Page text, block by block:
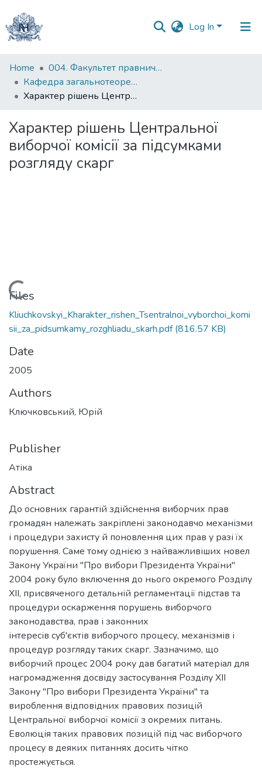
Log In
Communities
&
Collections
Statistics
Home
004. Факультет правничих наук
Кафедра загальнотеоретичного правознавства та публічного права
Характер рішень Центральної виборчої комісії за підсумками розгляду скарг
Характер рішень Центральної
виборчої комісії за підсумками
розгляду скарг
Loading...
Files
Kliuchkovskyi_Kharakter_rishen_Tsentralnoi_vyborchoi_komi
sii_za_pidsumkamy_rozghliadu_skarh.pdf(816.57 KB)
Date
2005
Authors
Ключковський, Юрій
Publisher
Атіка
Abstract
До основних гарантій здійснення виборчих прав
громадян належать закріплені законодавчо механізми
і процедури захисту й поновлення цих прав у разі їх
порушення. Саме тому однією з найважливіших новел
Закону України "Про вибори Президента України"
2004 року було включення до нього окремого Розділу
ХІІ, присвяченого детальній регламентації підстав та
процедури оскарження порушень виборчого
законодавства, прав і законних
інтересів суб'єктів виборчого процесу, механізмів і
процедур розгляду таких скарг. Зазначимо, що
виборчий процес 2004 року дав багатий матеріал для
нагромадження досвіду застосування Розділу ХІІ
Закону "Про вибори Президента України" та
вироблення відповідних правових позицій
Центральної виборчої комісії з окремих питань.
Еволюція таких правових позицій під час виборчого
процесу в деяких питаннях досить чітко
простежується.